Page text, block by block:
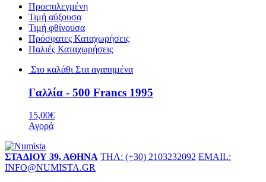
Προεπιλεγμένη
Τιμή αύξουσα
Τιμή φθίνουσα
Πρόσφατες Καταχωρήσεις
Παλιές Καταχωρήσεις
Στο καλάθι Στα αγαπημένα
Γαλλία - 500 Francs 1995
15,00€
Αγορά
ΣΤΑΔΙΟΥ 39, ΑΘΗΝΑ ΤΗΛ: (+30) 2103232092 EMAIL:
INFO@NUMISTA.GR